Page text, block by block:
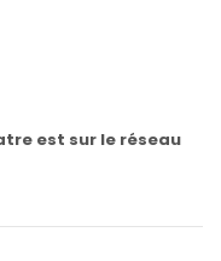
est sur le réseau